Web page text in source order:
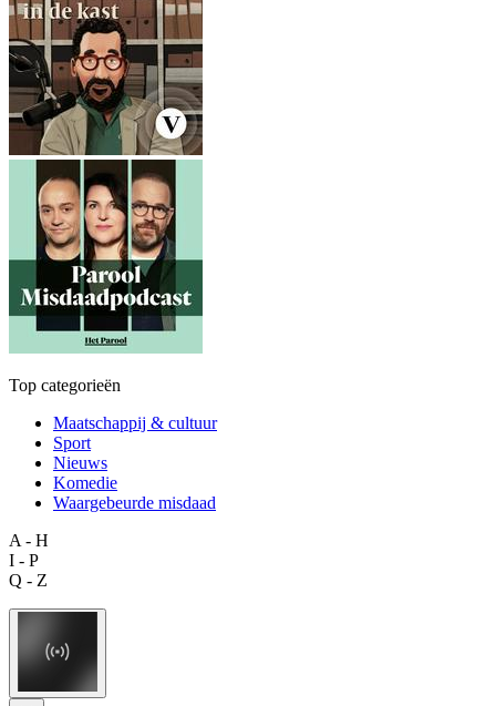
Top categorieën
Maatschappij & cultuur
Sport
Nieuws
Komedie
Waargebeurde misdaad
A - H
I - P
Q - Z